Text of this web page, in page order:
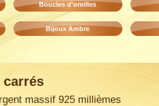
Boucles d'oreilles
Bijoux Ambre
carrés
massif 925 millièmes